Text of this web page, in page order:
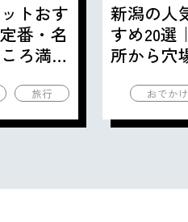
トおす
番・名
ろ満載
旅行
新潟の人
すめ20選
所から穴
おでか